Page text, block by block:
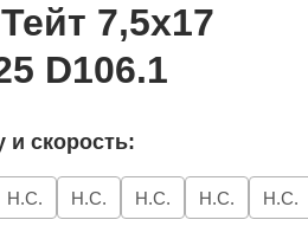
7,5x17
D106.1
и скорость:
Н.С. Н.С. Н.С. Н.С. Н.С.